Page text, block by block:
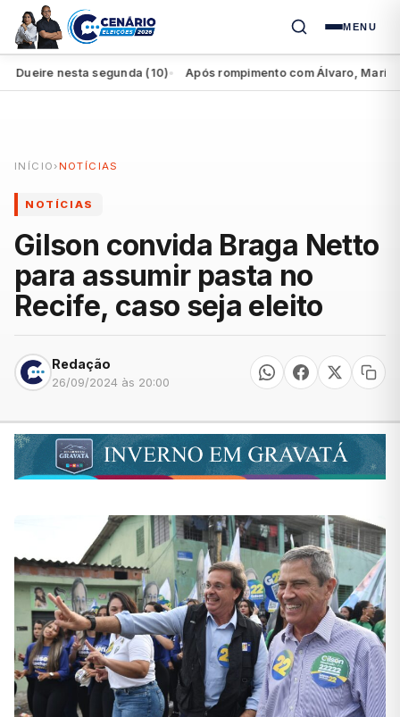
MENU
nesta segunda (10) ● Após rompimento com Álvaro, Marília
INÍCIO › NOTÍCIAS
NOTÍCIAS
Gilson convida Braga Netto
para assumir pasta no
Recife, caso seja eleito
Redação
26/09/2024 às 20:00